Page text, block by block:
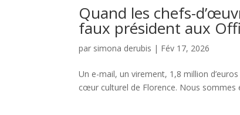
Quand les chefs-
faux président aux
par simona derubis | Fév 17, 2026
Un e-mail, un virement, 1,8 million
cœur culturel de Florence. Nous sommes